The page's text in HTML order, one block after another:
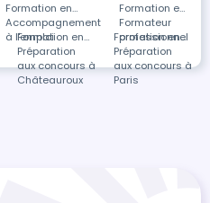
Formation en
Accompagnement
à l'emploi
Formation en
Formateur
professionnel
Formation en
Préparation
aux concours à
Châteauroux
Formation en
Préparation
aux concours à
Paris